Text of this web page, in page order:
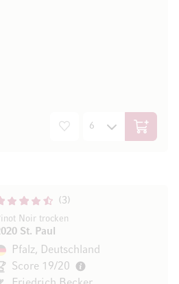
In den
3
Noir trocken
St. Paul
Pfalz, Deutschland
Score 19/20